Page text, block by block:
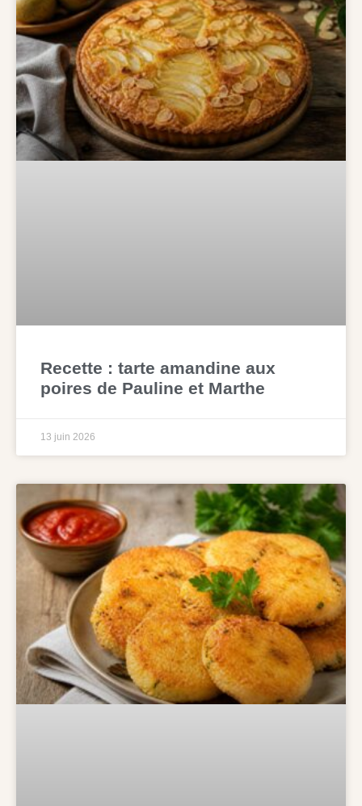
Recette : tarte amandine aux
poires de Pauline et Marthe
13 juin 2026